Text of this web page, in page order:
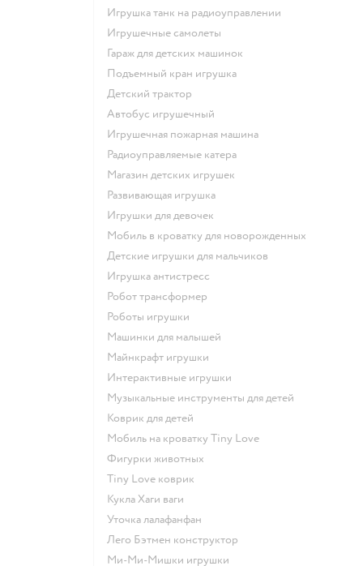
Игрушка танк на радиоуправлении
Игрушечные самолеты
Гараж для детских машинок
Подъемный кран игрушка
Детский трактор
Автобус игрушечный
Игрушечная пожарная машина
Радиоуправляемые катера
Магазин детских игрушек
Развивающая игрушка
Игрушки для девочек
Мобиль в кроватку для новорожденных
Детские игрушки для мальчиков
Игрушка антистресс
Робот трансформер
Роботы игрушки
Машинки для малышей
Майнкрафт игрушки
Интерактивные игрушки
Музыкальные инструменты для детей
Коврик для детей
Мобиль на кроватку Tiny Love
Фигурки животных
Tiny Love коврик
Кукла Хаги ваги
Уточка лалафанфан
Лего Бэтмен конструктор
Ми-Ми-Мишки игрушки